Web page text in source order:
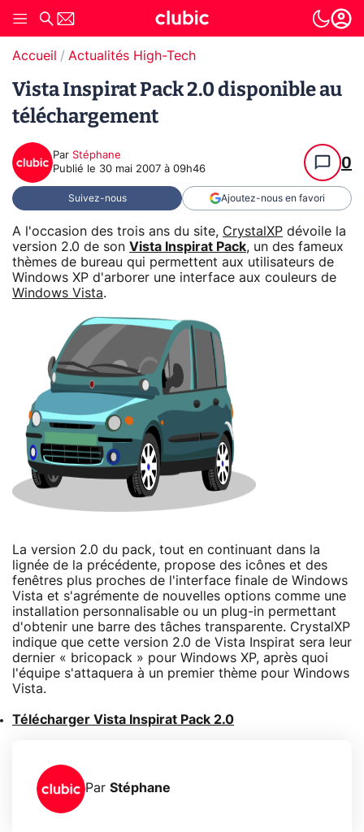
Accueil Actualités High-Tech
Vista Inspirat Pack 2.0 disponible au
téléchargement
Par Stéphane
Publié le 30 mai 2007 à 09h46 0
Suivez-nous Ajoutez-nous en favori
A l'occasion des trois ans du site, CrystalXP dévoile la
version 2.0 de son Vista Inspirat Pack, un des fameux
thèmes de bureau qui permettent aux utilisateurs de
Windows XP d'arborer une interface aux couleurs de
Windows Vista.
La version 2.0 du pack, tout en continuant dans la
lignée de la précédente, propose des icônes et des
fenêtres plus proches de l'interface finale de Windows
Vista et s'agrémente de nouvelles options comme une
installation personnalisable ou un plug-in permettant
d'obtenir une barre des tâches transparente. CrystalXP
indique que cette version 2.0 de Vista Inspirat sera leur
dernier « bricopack » pour Windows XP, après quoi
l'équipe s'attaquera à un premier thème pour Windows
Vista.
Télécharger Vista Inspirat Pack 2.0
Par Stéphane